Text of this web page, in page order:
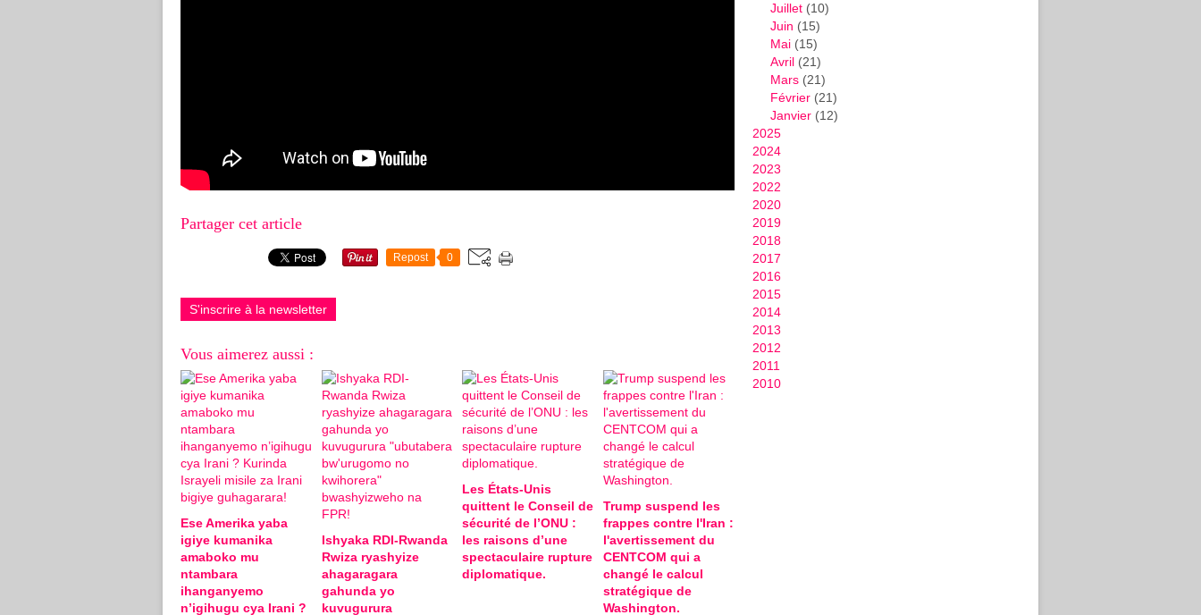
Partager cet article
Repost 0
S'inscrire à la newsletter
Vous aimerez aussi :
Ese Amerika yaba
igiye kumanika
amaboko mu
ntambara
ihanganyemo
n’igihugu cya Irani ?
Ishyaka RDI-Rwanda
Rwiza ryashyize
ahagaragara
gahunda yo
kuvugurura
Les États-Unis
quittent le Conseil de
sécurité de l’ONU :
les raisons d’une
spectaculaire rupture
diplomatique.
Trump suspend les
frappes contre l'Iran :
l'avertissement du
CENTCOM qui a
changé le calcul
stratégique de
Washington.
Juillet (10)
Juin (15)
Mai (15)
Avril (21)
Mars (21)
Février (21)
Janvier (12)
2025
2024
2023
2022
2020
2019
2018
2017
2016
2015
2014
2013
2012
2011
2010